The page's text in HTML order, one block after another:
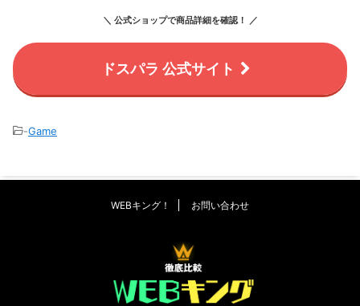
＼ 公式ショップで商品詳細を確認！ ／
ドスパラ 公式サイト
-Game
WEBキング！ お問い合わせ